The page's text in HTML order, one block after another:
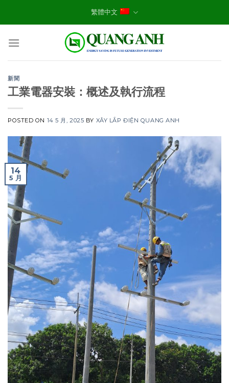
繁體中文
新聞
工業電器安裝：概述及執行流程
POSTED ON 14 5 月, 2025 BY XÂY LẮP ĐIỆN QUANG ANH
14
5 月